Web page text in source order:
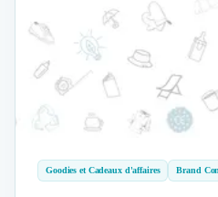
Goodies et Cadeaux d'affaires Brand